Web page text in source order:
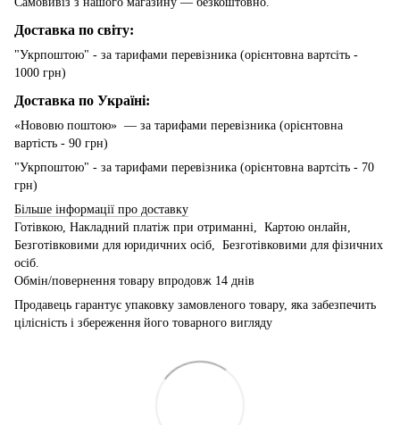
Доставка по світу:
"Укрпоштою" - за тарифами перевізника (орієнтовна вартсіть -
1000 грн)
Доставка по Україні:
«Нововю поштою» — за тарифами перевізника (орієнтовна
вартість - 90 грн)
"Укрпоштою" - за тарифами перевізника (орієнтовна вартсіть - 70
грн)
Більше інформації про доставку
Готівкою, Накладний платіж при отриманні, Картою онлайн,
Безготівковими для юридичних осіб, Безготівковими для фізичних
осіб.
Обмін/повернення товару впродовж 14 днів
Продавець гарантує упаковку замовленого товару, яка забезпечить
цілісність і збереження його товарного вигляду